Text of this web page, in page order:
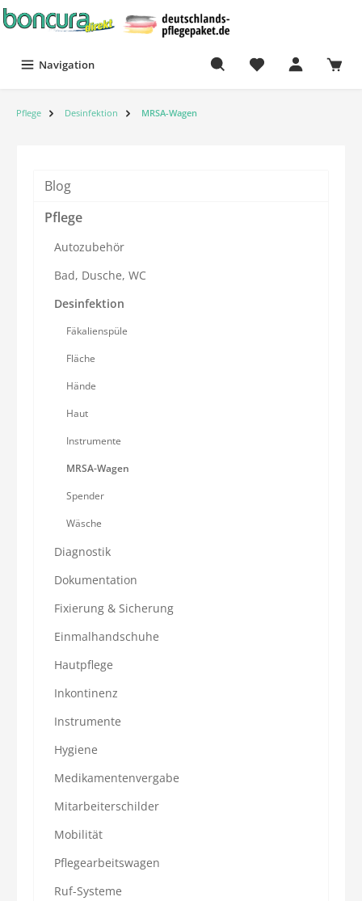
Navigation
Pflege Desinfektion MRSA-Wagen
Blog
Pflege
Autozubehör
Bad, Dusche, WC
Desinfektion
Fäkalienspüle
Fläche
Hände
Haut
Instrumente
MRSA-Wagen
Spender
Wäsche
Diagnostik
Dokumentation
Fixierung & Sicherung
Einmalhandschuhe
Hautpflege
Inkontinenz
Instrumente
Hygiene
Medikamentenvergabe
Mitarbeiterschilder
Mobilität
Pflegearbeitswagen
Ruf-Systeme